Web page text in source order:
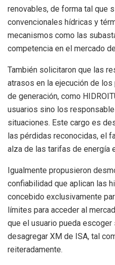
renovables, de forma tal que
convencionales hídricas y
mecanismos como las
competencia en el mercado
También solicitaron que las
atrasos en la ejecución de
de generación, como
usuarios sino los
situaciones. Este cargo es
las pérdidas reconocidas, el
alza de las tarifas de energía
Igualmente propusieron
confiabilidad que aplican las
concebido exclusivamente
límites para acceder al
que el usuario pueda
desagregar XM de ISA, tal
reiteradamente.